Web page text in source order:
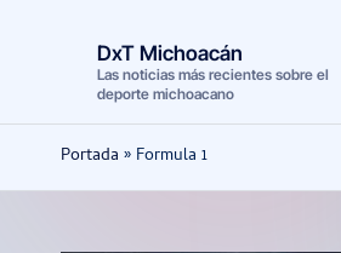
DxT Michoacán
Las noticias más recientes sobre el
deporte michoacano
Portada » Formula 1